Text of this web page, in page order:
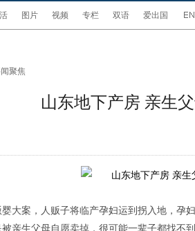
图片 视频 专栏 双语 爱出国
聚焦
山东地下产房 亲生
大案，人贩子将临产孕妇运到拐入地，孕
亲生父母自愿卖掉，很可能一辈子都找不